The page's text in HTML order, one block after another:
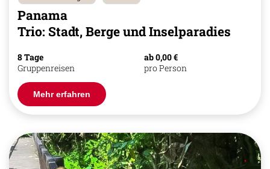
Panama
Trio: Stadt, Berge und Inselparadies
8 Tage
Gruppenreisen
ab 0,00 €
pro Person
Mehr erfahren